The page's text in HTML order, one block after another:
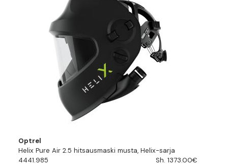
Optrel
Helix Pure Air 2.5 hitsausmaski musta, Helix-sarja
4441.985
Sh. 1373.00€